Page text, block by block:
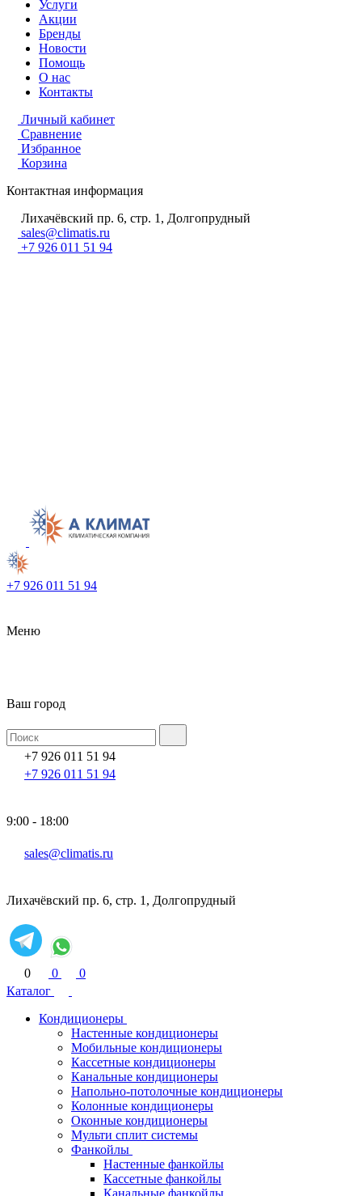
Услуги
Акции
Бренды
Новости
Помощь
О нас
Контакты
Личный кабинет
Сравнение
Избранное
Корзина
Контактная информация
Лихачёвский пр. 6, стр. 1, Долгопрудный
sales@climatis.ru
+7 926 011 51 94
+7 926 011 51 94
Меню
Ваш город
+7 926 011 51 94
+7 926 011 51 94
9:00 - 18:00
sales@climatis.ru
Лихачёвский пр. 6, стр. 1, Долгопрудный
0 0
0
Каталог
Кондиционеры
Настенные кондиционеры
Мобильные кондиционеры
Кассетные кондиционеры
Канальные кондиционеры
Напольно-потолочные кондиционеры
Колонные кондиционеры
Оконные кондиционеры
Мульти сплит системы
Фанкойлы
Настенные фанкойлы
Кассетные фанкойлы
Канальные фанкойлы